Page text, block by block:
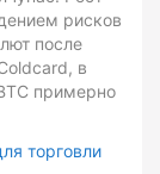
рисков
после
в
примерно
торговли